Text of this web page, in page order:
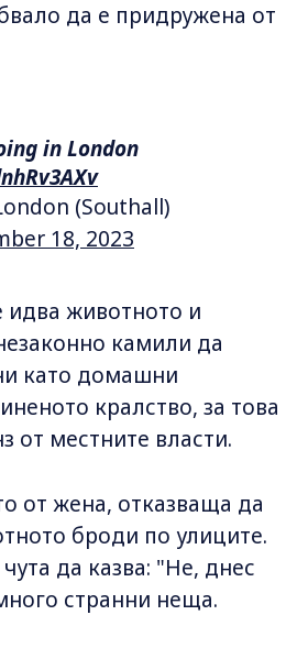
да е придружена от
in London
(Southall)
18, 2023
идва животното и
камили да
като домашни
кралство, за това
от местните власти.
от жена, отказваща да
броди по улиците.
да казва: "Не, днес
странни неща.